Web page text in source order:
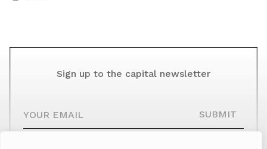
Sign up to the capital newsletter
SUBMIT